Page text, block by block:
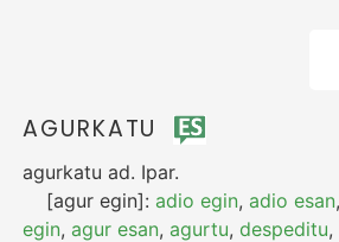
AGURKATU
agurkatu ad. Ipar.
[agur egin]:adio egin,adio esan
egin,agur esan,agurtu,despeditu,